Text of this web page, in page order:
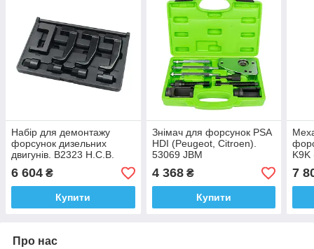
Набір для демонтажу
форсунок дизельних
двигунів. B2323 H.C.B.
6 604 ₴
Купити
Знімач для форсунок PSA
HDI (Peugeot, Citroen).
53069 JBM
4 368₴
Купити
K9K
7
Про нас